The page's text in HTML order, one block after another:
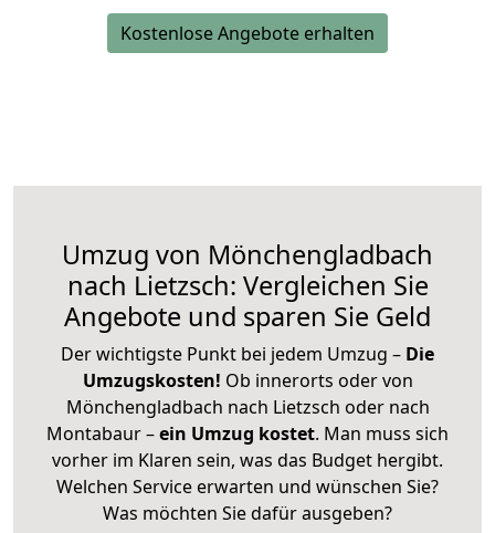
Kostenlose Angebote erhalten
Umzug von Mönchengladbach
nach Lietzsch: Vergleichen Sie
Angebote und sparen Sie Geld
Der wichtigste Punkt bei jedem Umzug – Die
Umzugskosten! Ob innerorts oder von
Mönchengladbach nach Lietzsch oder nach
Montabaur –ein Umzug kostet. Man muss sich
vorher im Klaren sein, was das Budget hergibt.
Welchen Service erwarten und wünschen Sie?
Was möchten Sie dafür ausgeben?